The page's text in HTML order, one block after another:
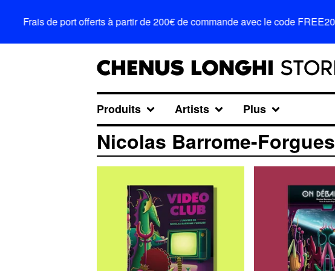
Frais de port offerts à partir de 200€ de commande avec le code FREE200
Produits Artists Plus
Nicolas Barrome-Forgues